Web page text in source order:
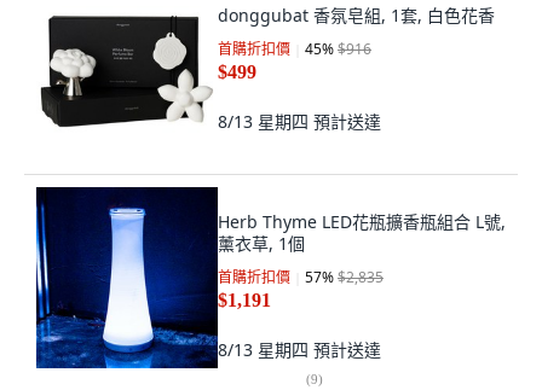
donggubat 香氛皂組, 1套, 白色花香
首購折扣價 45%$916
$499
8/13 星期四 預計送達
Herb Thyme LED花瓶擴香瓶組合 L號,
薰衣草, 1個
首購折扣價 57%$2,835
$1,191
8/13 星期四 預計送達
(9)